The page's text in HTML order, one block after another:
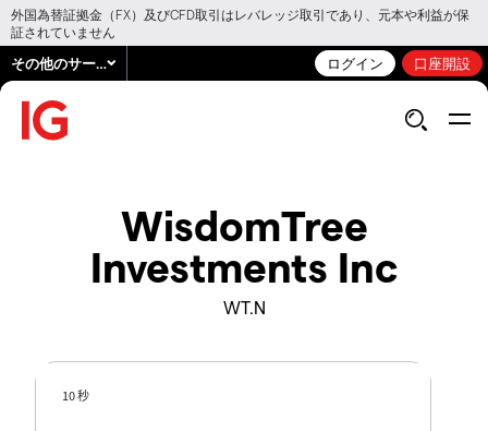
外国為替証拠金（FX）及びCFD取引はレバレッジ取引であり、元本や利益が保
証されていません
その他のサービス ログイン 口座開設
WisdomTree
Investments Inc
WT.N
10 秒